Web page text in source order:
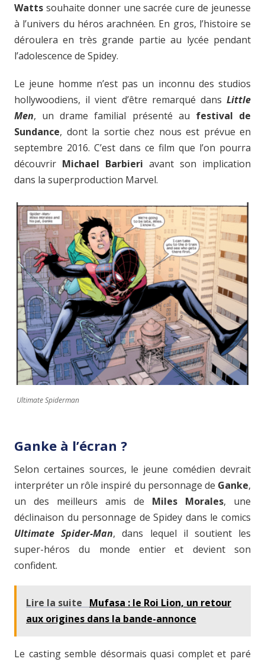
Watts souhaite donner une sacrée cure de jeunesse
à l’univers du héros arachnéen. En gros, l’histoire se
déroulera en très grande partie au lycée pendant
l’adolescence de Spidey.
Le jeune homme n’est pas un inconnu des studios
hollywoodiens, il vient d’être remarqué dans Little
Men, un drame familial présenté au festival de
Sundance, dont la sortie chez nous est prévue en
septembre 2016. C’est dans ce film que l’on pourra
découvrir Michael Barbieri avant son implication
dans la superproduction Marvel.
Ultimate Spiderman
Ganke à l’écran ?
Selon certaines sources, le jeune comédien devrait
interpréter un rôle inspiré du personnage de Ganke,
un des meilleurs amis de Miles Morales, une
déclinaison du personnage de Spidey dans le comics
Ultimate Spider-Man, dans lequel il soutient les
super-héros du monde entier et devient son
confident.
Lire la suite
Mufasa : le Roi Lion, un retour
aux origines dans la bande-annonce
Le casting semble désormais quasi complet et paré